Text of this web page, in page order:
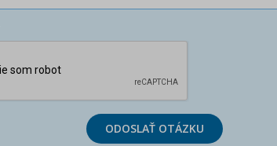
ODOSLAŤ OTÁZKU